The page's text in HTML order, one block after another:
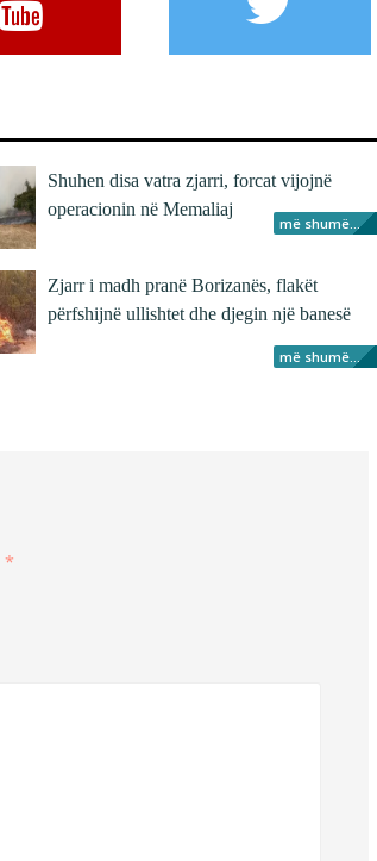
Shuhen disa vatra zjarri, forcat vijojnë
operacionin në Memaliaj
më shumë...
Zjarr i madh pranë Borizanës, flakët
përfshijnë ullishtet dhe djegin një banesë
më shumë...
*